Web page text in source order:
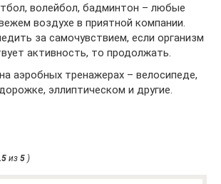
волейбол, бадминтон – любые
воздухе в приятной компании.
за самочувствием, если организм
активность, то продолжать.
аэробных тренажерах – велосипеде,
эллиптическом и другие.
из 5 )